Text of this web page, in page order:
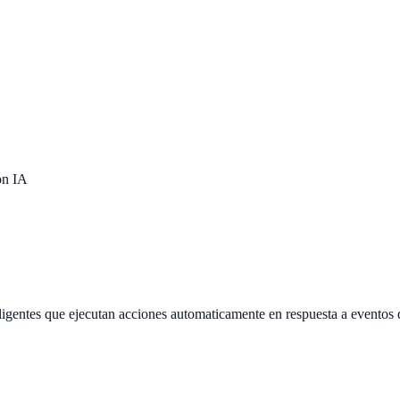
IA
que ejecutan acciones automaticamente en respuesta a